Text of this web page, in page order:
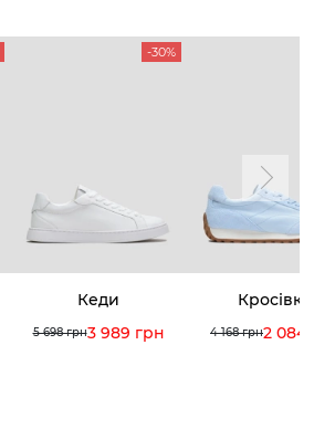
-30%
Кеди
5 698 грн3 989 грн
Кросівки
4 168 грн2 084